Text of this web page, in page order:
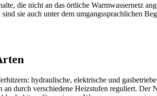
die nicht an das örtliche Warmwassernetz
sie auch unter dem umgangssprachlichen
hydraulische, elektrische und
durch verschiedene Heizstufen reguliert. Der